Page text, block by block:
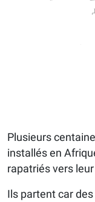
Plusieurs
installés en
rapatriés vers leur
Ils partent car